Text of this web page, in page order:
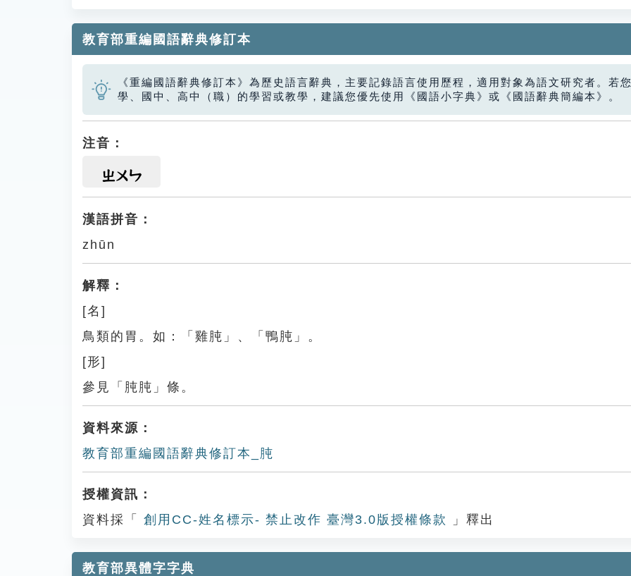
教育部重編國語辭典修訂本
《重編國語辭典修訂本》為歷史語言辭典，主要記錄語言使用歷程，適用對象為語文研究者。若
學、國中、高中（職）的學習或教學，建議您優先使用《國語小字典》或《國語辭典簡編本》。
注音：
ㄓㄨㄣ
漢語拼音：
zhūn
解釋：
[名]
鳥類的胃。如：「雞肫」、「鴨肫」。
[形]
參見「肫肫」條。
資料來源：
教育部重編國語辭典修訂本_肫
授權資訊：
資料採「
創用CC-姓名標示- 禁止改作 臺灣3.0版授權條款 」釋出
教育部異體字字典